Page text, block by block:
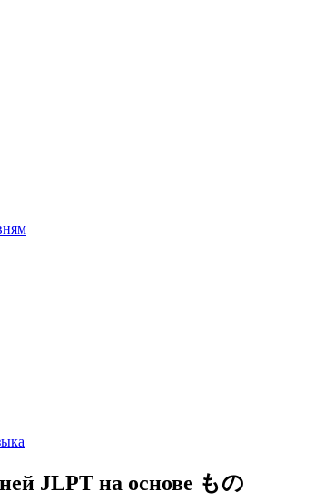
JLPT на основе もの